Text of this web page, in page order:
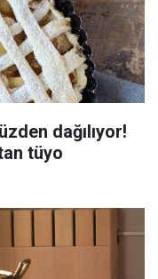
dağılıyor!
tüyo